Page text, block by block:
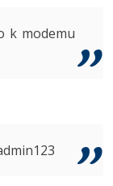
k modemu